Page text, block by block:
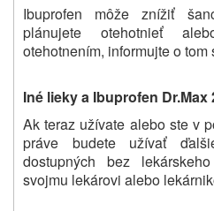
Ibuprofen môže znížiť
plánujete otehotnieť
otehotnením, informujte o tom
Iné lieky a Ibuprofen Dr.Max
Ak teraz užívate alebo ste v
práve budete užívať
dostupných bez
svojmu lekárovi alebo